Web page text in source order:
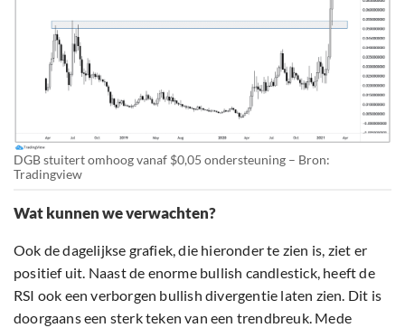
DGB stuitert omhoog vanaf $0,05 ondersteuning – Bron:
Tradingview
Wat kunnen we verwachten?
Ook de dagelijkse grafiek, die hieronder te zien is, ziet er
positief uit. Naast de enorme bullish candlestick, heeft de
RSI ook een verborgen bullish divergentie laten zien. Dit is
doorgaans een sterk teken van een trendbreuk. Mede